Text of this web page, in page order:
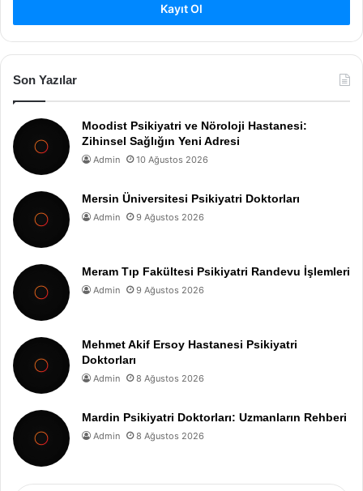
Kayıt Ol
Son Yazılar
Moodist Psikiyatri ve Nöroloji Hastanesi:
Zihinsel Sağlığın Yeni Adresi
Admin 10 Ağustos 2026
Mersin Üniversitesi Psikiyatri Doktorları
Admin 9 Ağustos 2026
Meram Tıp Fakültesi Psikiyatri Randevu İşlemleri
Admin 9 Ağustos 2026
Mehmet Akif Ersoy Hastanesi Psikiyatri
Doktorları
Admin 8 Ağustos 2026
Mardin Psikiyatri Doktorları: Uzmanların Rehberi
Admin 8 Ağustos 2026